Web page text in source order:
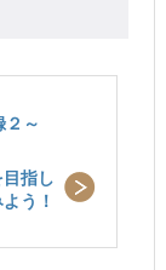
～
指し
う！